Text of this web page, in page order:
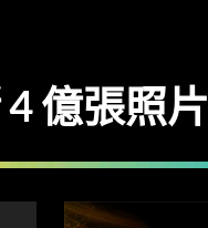
億張照片